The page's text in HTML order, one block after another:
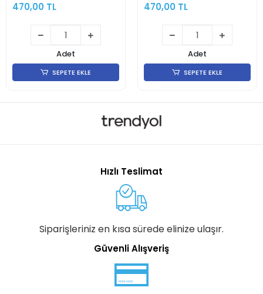
470,00 TL
Adet
SEPETE EKLE
470,00 TL
Adet
SEPETE EKLE
Hızlı Teslimat
Siparişleriniz en kısa sürede elinize ulaşır.
Güvenli Alışveriş